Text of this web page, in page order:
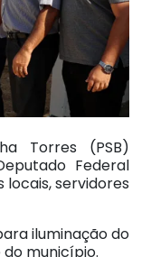
Torres (PSB)
Federal
servidores
iluminação do
do município.